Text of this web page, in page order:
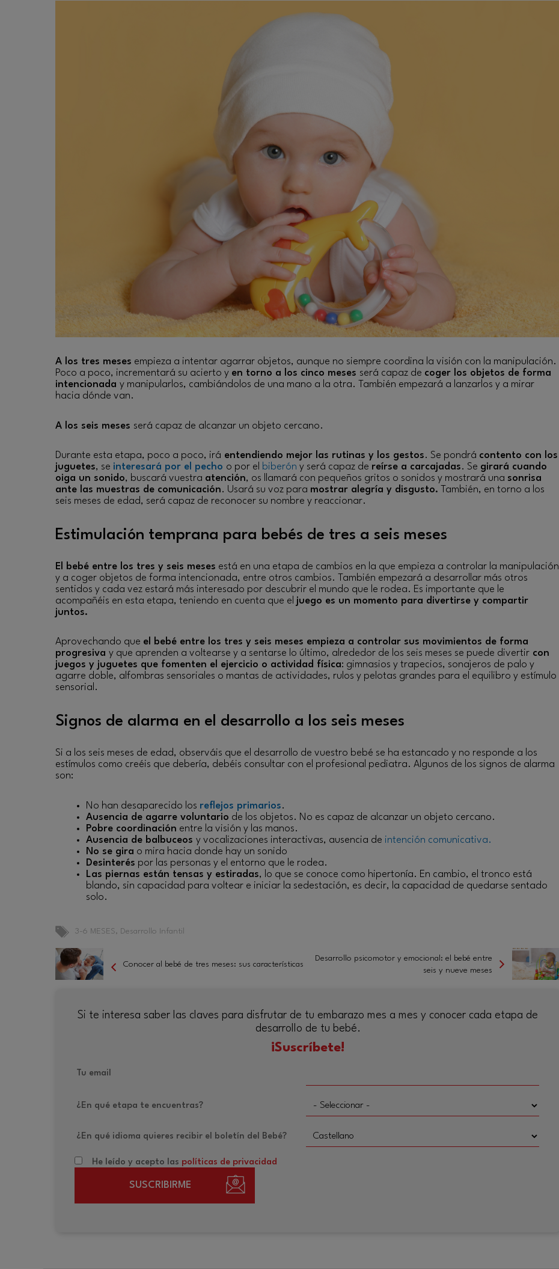
A los tres meses empieza a intentar agarrar objetos, aunque no siempre coordina la visión con la manipulación.
Poco a poco, incrementará su acierto y en torno a los cinco meses será capaz de coger los objetos de forma
intencionada y manipularlos, cambiándolos de una mano a la otra. También empezará a lanzarlos y a mirar
hacia dónde van.
A los seis meses será capaz de alcanzar un objeto cercano.
Durante esta etapa, poco a poco, irá entendiendo mejor las rutinas y los gestos. Se pondrá contento con los
juguetes, se interesará por el pecho o por el biberón y será capaz de reírse a carcajadas. Se girará cuando
oiga un sonido, buscará vuestra atención, os llamará con pequeños gritos o sonidos y mostrará una sonrisa
ante las muestras de comunicación. Usará su voz para mostrar alegría y disgusto. También, en torno a los
seis meses de edad, será capaz de reconocer su nombre y reaccionar.
Estimulación temprana para bebés de tres a seis meses
El bebé entre los tres y seis meses está en una etapa de cambios en la que empieza a controlar la manipulación
y a coger objetos de forma intencionada, entre otros cambios. También empezará a desarrollar más otros
sentidos y cada vez estará más interesado por descubrir el mundo que le rodea. Es importante que le
acompañéis en esta etapa, teniendo en cuenta que el juego es un momento para divertirse y compartir
juntos.
Aprovechando que el bebé entre los tres y seis meses empieza a controlar sus movimientos de forma
progresiva y que aprenden a voltearse y a sentarse lo último, alrededor de los seis meses se puede divertir con
juegos y juguetes que fomenten el ejercicio o actividad física: gimnasios y trapecios, sonajeros de palo y
agarre doble, alfombras sensoriales o mantas de actividades, rulos y pelotas grandes para el equilibro y estímulo
sensorial.
Signos de alarma en el desarrollo a los seis meses
Si a los seis meses de edad, observáis que el desarrollo de vuestro bebé se ha estancado y no responde a los
estímulos como creéis que debería, debéis consultar con el profesional pediatra. Algunos de los signos de alarma
son:
No han desaparecido los reflejos primarios.
Ausencia de agarre voluntario de los objetos. No es capaz de alcanzar un objeto cercano.
Pobre coordinación entre la visión y las manos.
Ausencia de balbuceos y vocalizaciones interactivas, ausencia de intención comunicativa.
No se gira o mira hacia donde hay un sonido
Desinterés por las personas y el entorno que le rodea.
Las piernas están tensas y estiradas, lo que se conoce como hipertonía. En cambio, el tronco está
blando, sin capacidad para voltear e iniciar la sedestación, es decir, la capacidad de quedarse sentado
solo.
3-6 MESES, Desarrollo Infantil
Desarrollo psicomotor y emocional: el bebé entre
seis y nueve meses
Conocer al bebé de tres meses: sus características
Si te interesa saber las claves para disfrutar de tu embarazo mes a mes y conocer cada etapa de
desarrollo de tu bebé.
¡Suscríbete!
Tu email
¿En qué etapa te encuentras?
¿En qué idioma quieres recibir el boletín del Bebé?
He leído y acepto las políticas de privacidad
SUSCRIBIRME